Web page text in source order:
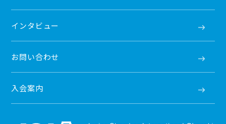
インタビュー
お問い合わせ
入会案内